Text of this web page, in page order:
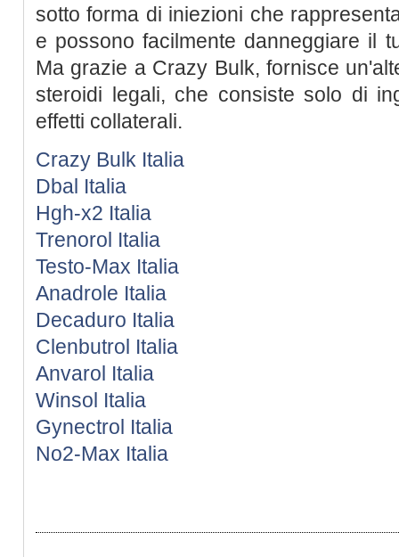
sotto forma di iniezioni che
e possono facilmente danneggiare il
Ma grazie a Crazy Bulk, fornisce
steroidi legali, che consiste solo di
effetti collaterali.
Crazy Bulk Italia
Dbal Italia
Hgh-x2 Italia
Trenorol Italia
Testo-Max Italia
Anadrole Italia
Decaduro Italia
Clenbutrol Italia
Anvarol Italia
Winsol Italia
Gynectrol Italia
No2-Max Italia